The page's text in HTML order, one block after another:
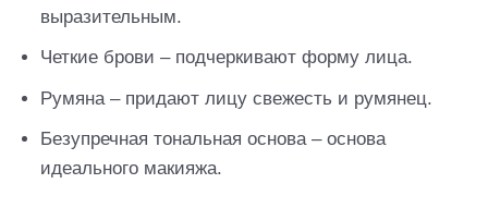
выразительным.
Четкие брови – подчеркивают форму лица.
Румяна – придают лицу свежесть и румянец.
Безупречная тональная основа – основа
идеального макияжа.